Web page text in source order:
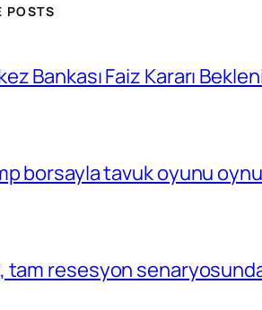
POSTS
Bankası Faiz Kararı
borsayla tavuk oyunu
tam resesyon